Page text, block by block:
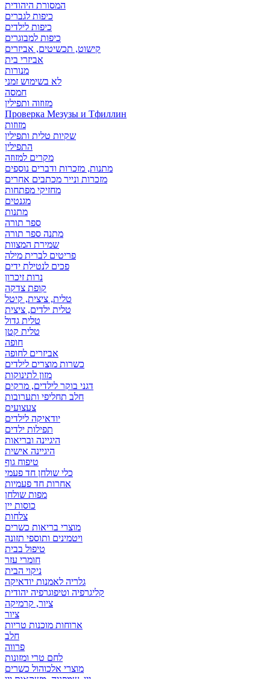
המסורת היהודית
כיפות לגברים
כיפות לילדים
כיפות למבוגרים
קישוט, תכשיטים, אביזרים
אביזרי בית
מנורות
לא בשימוש זמני
חמסה
מזוזוה ותפילין
Проверка Мезузы и Тфиллин
מזוזות
שקיות טלית ותפילין
התפילין
מקרים למזוזה
מתנות, מזכרות ודברים נוספים
מזכרות ונייר מכתבים אחרים
מחזיקי מפתחות
מגנטים
מתנות
ספר תורה
מתנה ספר תורה
שמירת המצוות
פריטים לברית מילה
פכים לנטילת ידים
נרות זיכרון
קופת צדקה
טלית, ציצית, קיטל
טלית ילדים, ציצית
טלית גדול
טלית קטן
אביזרים לחופה
כשרות מוצרים לילדים
מזון לתינוקות
דגני בוקר לילדים, מרקים
חלב תחליפי ותערובות
צעצועים
יודאיקה לילדים
תפילות ילדים
היגיינה ובריאות
היגיינה אישית
טיפוח גוף
כלי שולחן חד פעמי
אחרות חד פעמיות
מפות שולחן
כוסות יין
צלחות
מוצרי בריאות כשרים
ויטמינים ותוספי תזונה
טיפול בבית
חומרי עזר
ניקוי הבית
גלריה לאמנות יודאיקה
קליגרפיה וטיפוגרפיה יהודית
ציור, קרמיקה
ציור
ארוחות מוכנות טריות
חלב
פרווה
לחם טרי ומזונות
מוצרי אלכוהול כשרים